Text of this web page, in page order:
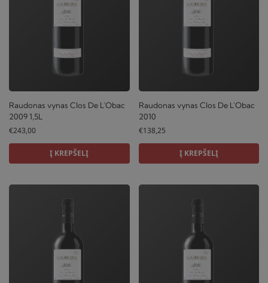
Raudonas vynas Clos De L’Obac
2009 1,5L
€243,00
Į KREPŠELĮ
Raudonas vynas Clos De L’Obac
2010
€138,25
Į KREPŠELĮ